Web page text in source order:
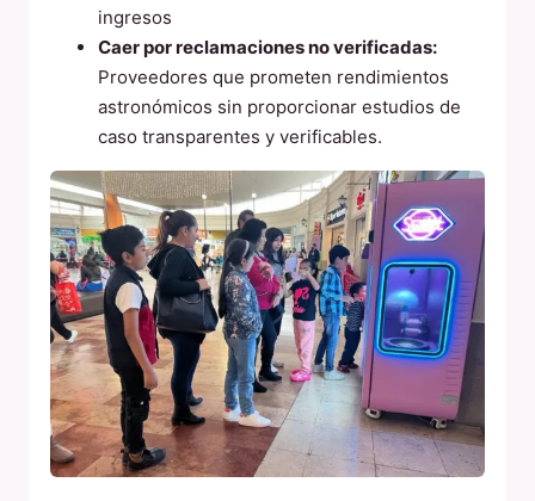
ingresos
Caer por reclamaciones no verificadas:
Proveedores que prometen rendimientos
astronómicos sin proporcionar estudios de
caso transparentes y verificables.